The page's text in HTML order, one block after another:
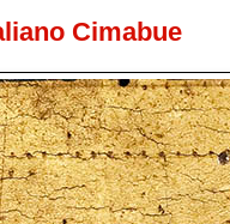
Cimabue